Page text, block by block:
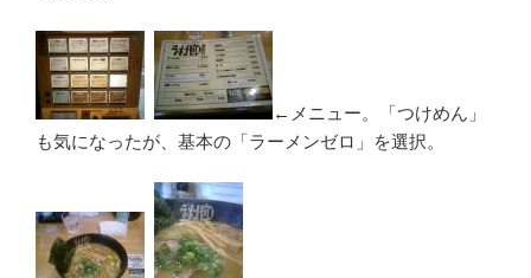
←メニュー。「つけめん」
も気になったが、基本の「ラーメンゼロ」を選択。